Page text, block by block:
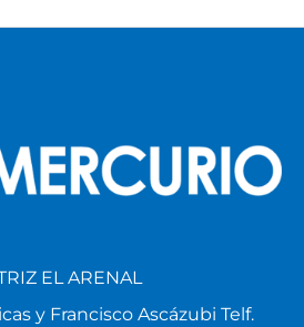
EL ARENAL
y Francisco Ascázubi Telf.